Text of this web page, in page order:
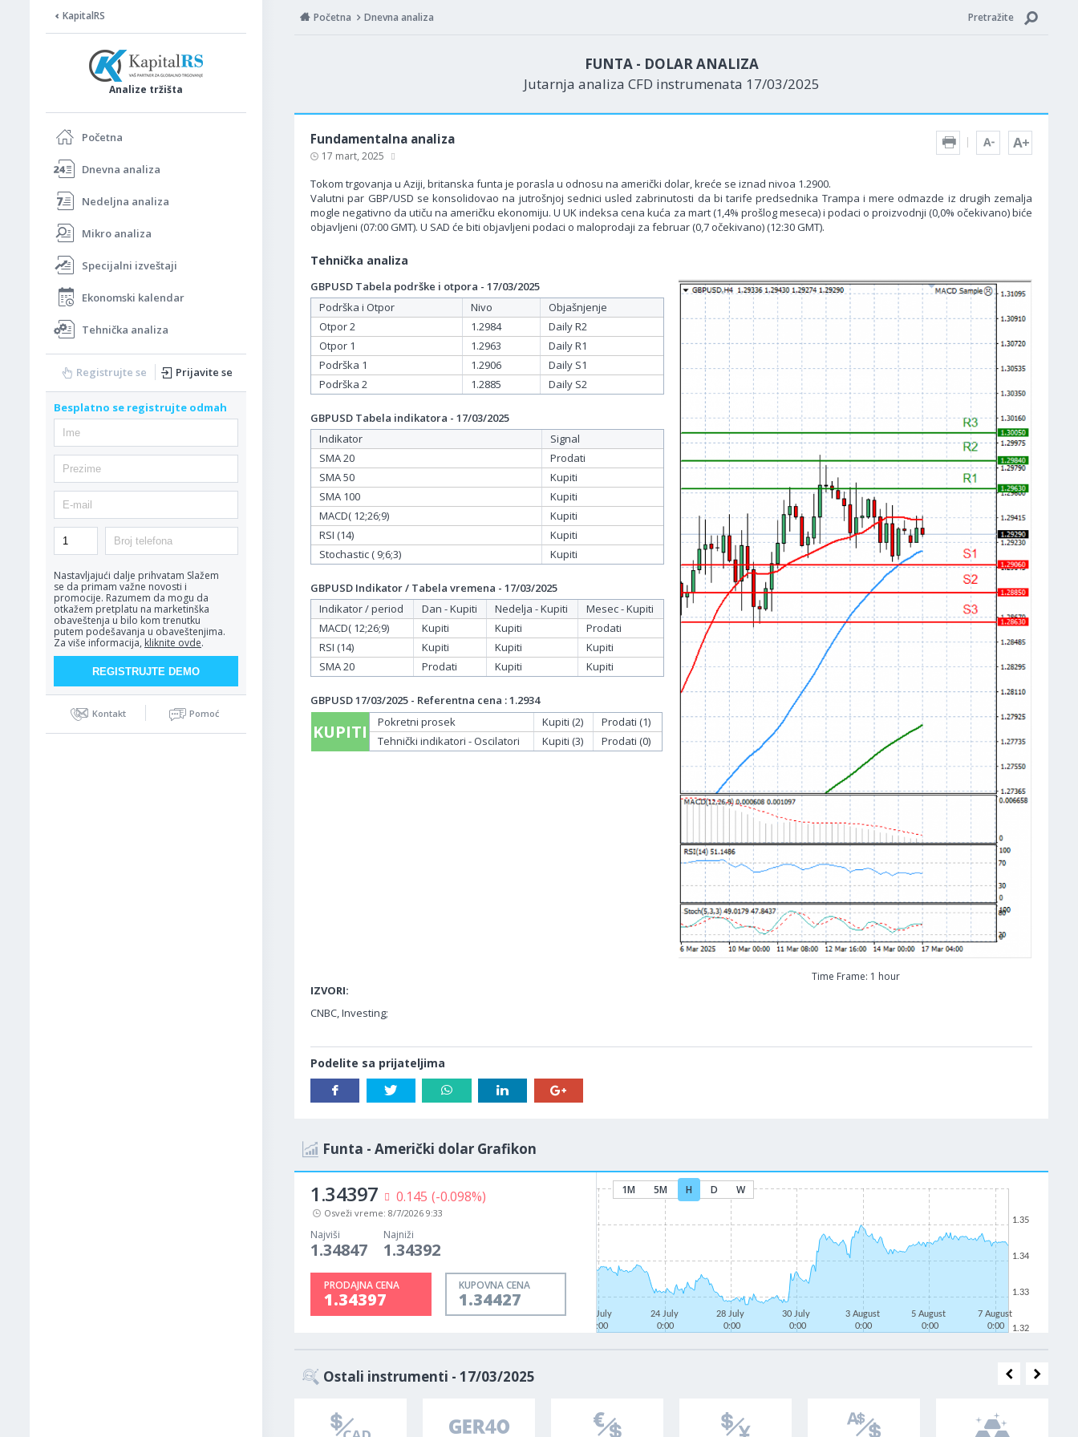
KapitalRS
Analize tržišta
Početna
Dnevna analiza
Nedeljna analiza
Mikro analiza
Specijalni izveštaji
Ekonomski kalendar
Tehnička analiza
Registrujte se Prijavite se
Besplatno se registrujte odmah
Nastavljajući dalje prihvatam Slažem
se da primam važne novosti i
promocije. Razumem da mogu da
otkažem pretplatu na marketinška
obaveštenja u bilo kom trenutku
putem podešavanja u obaveštenjima.
Za više informacija, kliknite ovde.
Kontakt Pomoć
Početna Dnevna analiza Pretražite
FUNTA - DOLAR ANALIZA
Jutarnja analiza CFD instrumenata 17/03/2025
Fundamentalna analiza
17 mart, 2025
Tokom trgovanja u Aziji, britanska funta je porasla u odnosu na američki dolar, kreće se iznad nivoa 1.2900.
Valutni par GBP/USD se konsolidovao na jutrošnjoj sednici usled zabrinutosti da bi tarife predsednika Trampa i mere odmazde iz drugih zemalja
mogle negativno da utiču na američku ekonomiju. U UK indeksa cena kuća za mart (1,4% prošlog meseca) i podaci o proizvodnji (0,0% očekivano) biće
objavljeni (07:00 GMT). U SAD će biti objavljeni podaci o maloprodaji za februar (0,7 očekivano) (12:30 GMT).
Tehnička analiza
Time Frame: 1 hour
GBPUSD Tabela podrške i otpora - 17/03/2025
Podrška i Otpor
Nivo
Objašnjenje
Otpor 2
1.2984
Daily R2
Otpor 1
1.2963
Daily R1
Podrška 1
1.2906
Daily S1
Podrška 2
1.2885 Daily S2
GBPUSD Tabela indikatora - 17/03/2025
Indikator
Signal
SMA 20
Prodati
SMA 50
Kupiti
SMA 100
Kupiti
MACD( 12;26;9)
Kupiti
RSI (14)
Kupiti
Stochastic ( 9;6;3)
Kupiti
GBPUSD Indikator / Tabela vremena - 17/03/2025
Indikator / period
Dan - Kupiti Nedelja - Kupiti
Mesec - Kupiti
MACD( 12;26;9)
Kupiti Kupiti
Prodati
RSI (14)
Kupiti Kupiti
Kupiti
SMA 20
Prodati Kupiti Kupiti
GBPUSD 17/03/2025 - Referentna cena : 1.2934
KUPITI Pokretni prosek Kupiti (2)
Prodati (1)
Tehnički indikatori - Oscilatori
Kupiti (3) Prodati (0)
IZVORI:
CNBC, Investing;
Podelite sa prijateljima
Funta - Američki dolar Grafikon
1.34397 0.145 (-0.098%)
Osveži vreme: 8/7/2026 9:33
Najviši
1.34847
Najniži
1.34392
PRODAJNA CENA
1.34397
KUPOVNA CENA
1.34427
1M 5M H D W
22 July
0:00
24 July
0:00
28 July
0:00
30 July
0:00
3 August
0:00
5 August
0:00
7 August
0:00
1.32
1.33
1.34
1.35
Ostali instrumenti - 17/03/2025